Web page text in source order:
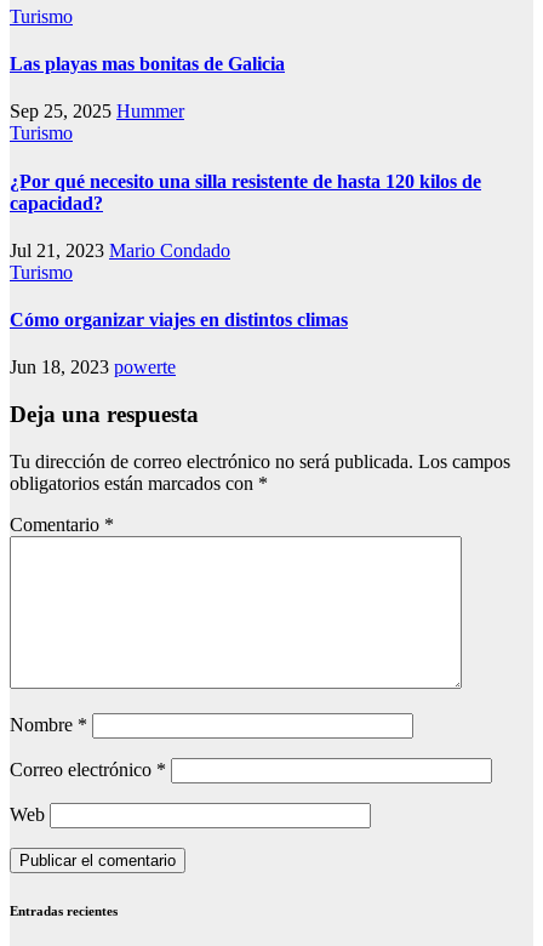
Turismo
Las playas mas bonitas de Galicia
Sep 25, 2025 Hummer
Turismo
¿Por qué necesito una silla resistente de hasta 120 kilos de
capacidad?
Jul 21, 2023 Mario Condado
Turismo
Cómo organizar viajes en distintos climas
Jun 18, 2023 powerte
Deja una respuesta
Tu dirección de correo electrónico no será publicada. Los campos
obligatorios están marcados con *
Comentario *
Nombre *
Correo electrónico *
Web
Entradas recientes